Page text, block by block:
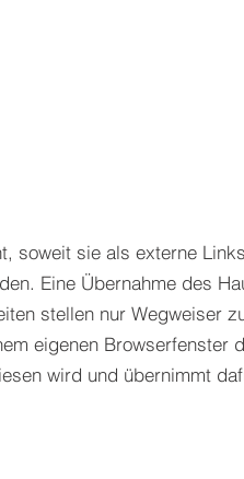
soweit sie als externe
Eine Übernahme des
stellen nur Wegweiser
eigenen
wird und übernimmt